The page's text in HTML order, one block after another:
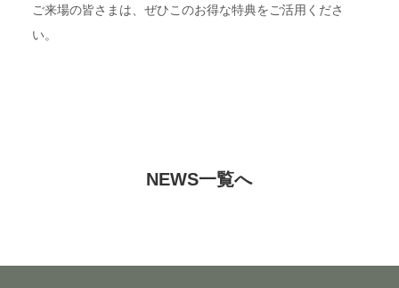
ご来場の皆さまは、ぜひこのお得な特典をご活用くださ
い。
NEWS一覧へ